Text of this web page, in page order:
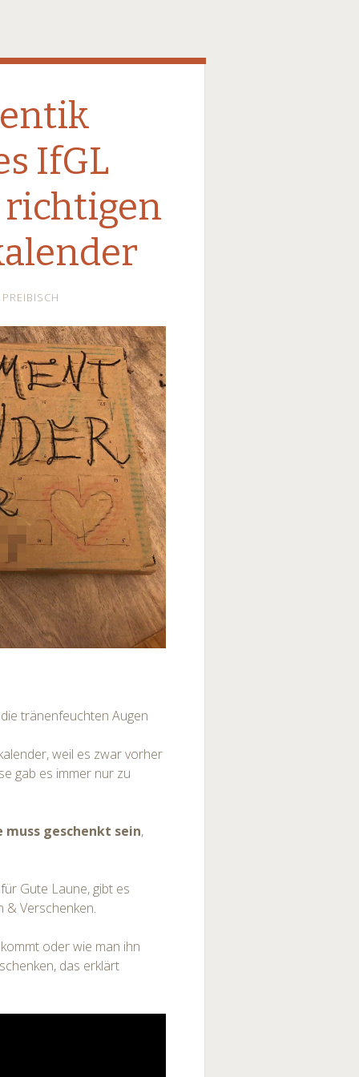
IfGL
PREIBISCH
tränenfeuchten Augen
weil es zwar vorher
gab es immer nur zu
muss geschenkt sein,
Gute Laune, gibt es
& Verschenken.
oder wie man ihn
das erklärt